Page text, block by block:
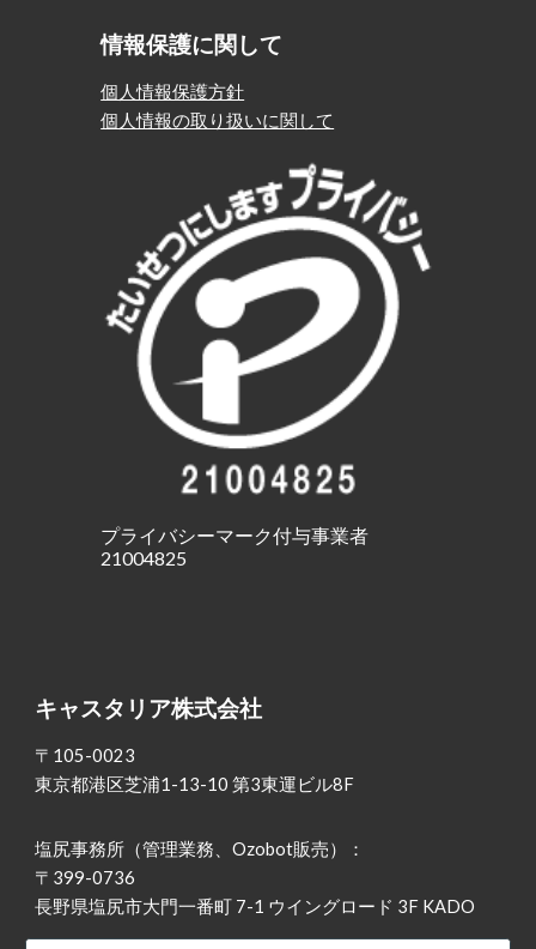
情報保護に関して
個人情報保護方針
個人情報の取り扱いに関して
プライバシーマーク付与事業者
21004825
キャスタリア株式会社
〒105-0023
東京都港区芝浦1-13-10 第3東運ビル8F
塩尻事務所（管理業務、Ozobot販売）：
〒399-0736
長野県塩尻市大門一番町 7-1 ウイングロード 3F KADO